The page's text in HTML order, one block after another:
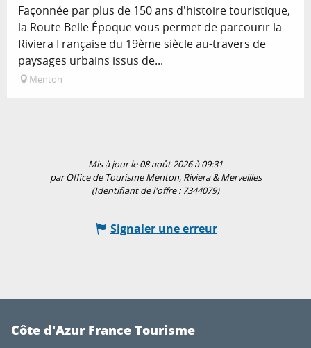
Façonnée par plus de 150 ans d'histoire touristique,
la Route Belle Époque vous permet de parcourir la
Riviera Française du 19ème siècle au-travers de
paysages urbains issus de...
Menton
Mis à jour le 08 août 2026 à 09:31
par Office de Tourisme Menton, Riviera & Merveilles
(Identifiant de l'offre : 7344079)
Signaler une erreur
Côte d'Azur France Tourisme